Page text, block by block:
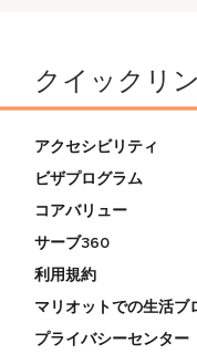
クイックリ
アクセシビリティ
ビザプログラム
コアバリュー
サーブ360
利用規約
マリオットでの生活ブ
プライバシーセンター